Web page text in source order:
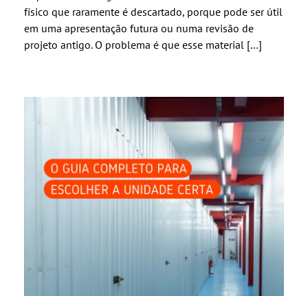
físico que raramente é descartado, porque pode ser útil
em uma apresentação futura ou numa revisão de
projeto antigo. O problema é que esse material […]